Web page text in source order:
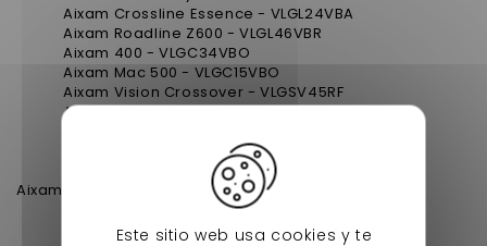
Aixam
Aixam Crossline Essence - VLGL24VBA
Aixam Roadline Z600 - VLGL46VBR
Aixam 400 - VLGC34VBO
Aixam Mac 500 - VLGC15VBO
Aixam Vision Crossover - VLGSV45RF
Aixam Scouty R - VLGK04VBR
Aixam Vision Coupé premium - VLGSV41RF
Aixam Scouty GT R Essence - VLGL09VBR
Aixam 400.4 - VLGE34VBA
Aixam Crossline II - VLGK24VBR
Aixam 500.5 - VLGF45VBA
Este sitio web usa cookies y te